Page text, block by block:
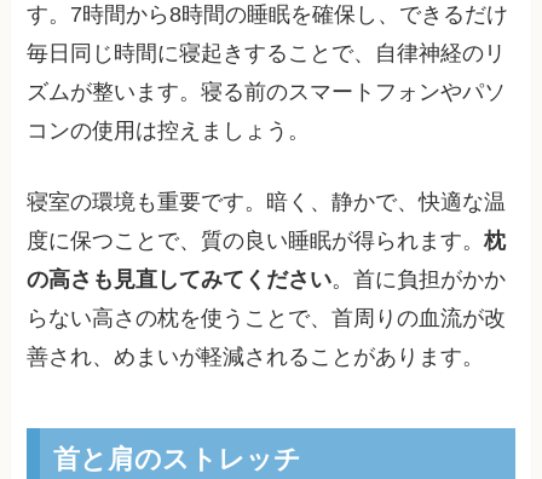
す。7時間から8時間の睡眠を確保し、できるだけ
毎日同じ時間に寝起きすることで、自律神経のリ
ズムが整います。寝る前のスマートフォンやパソ
コンの使用は控えましょう。
寝室の環境も重要です。暗く、静かで、快適な温
度に保つことで、質の良い睡眠が得られます。枕
の高さも見直してみてください。首に負担がかか
らない高さの枕を使うことで、首周りの血流が改
善され、めまいが軽減されることがあります。
首と肩のストレッチ